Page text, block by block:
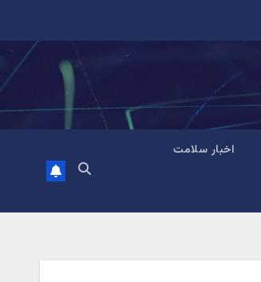
اخبار سلامت